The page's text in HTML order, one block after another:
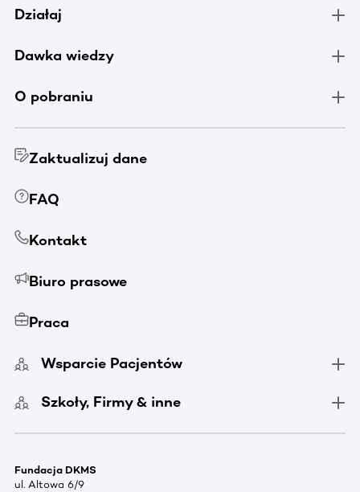
Działaj
Dawka wiedzy
O pobraniu
Zaktualizuj dane
FAQ
Kontakt
Biuro prasowe
Praca
Wsparcie Pacjentów
Szkoły, Firmy & inne
Fundacja DKMS
ul. Altowa 6/9